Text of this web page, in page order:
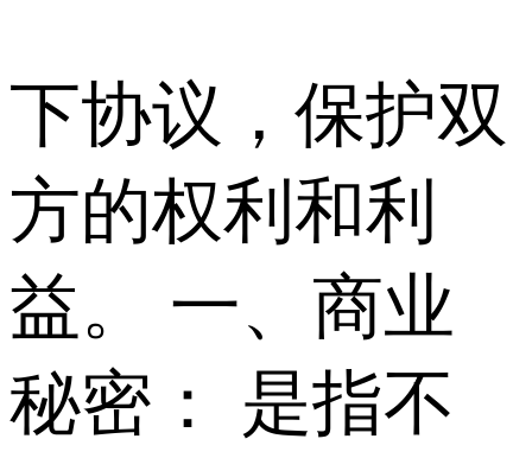
下协议，保护双
方的权利和利
益。 一、商业
秘密： 是指不